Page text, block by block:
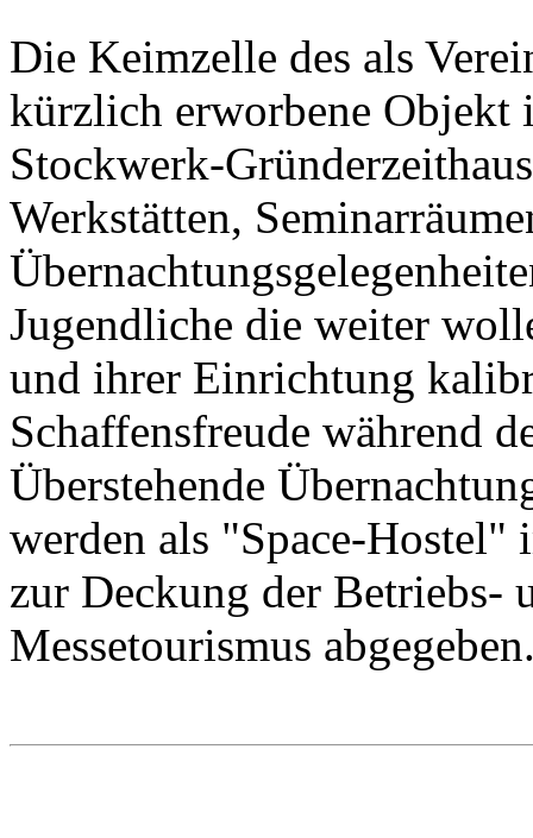
Die Keimzelle des als
kürzlich erworbene Objekt
Stockwerk-
Werkstätten,
Jugendliche die weiter
und ihrer Einrichtung
Schaffensfreude während
Überstehende
werden als "Space-
zur Deckung der Betriebs-
Messetourismus